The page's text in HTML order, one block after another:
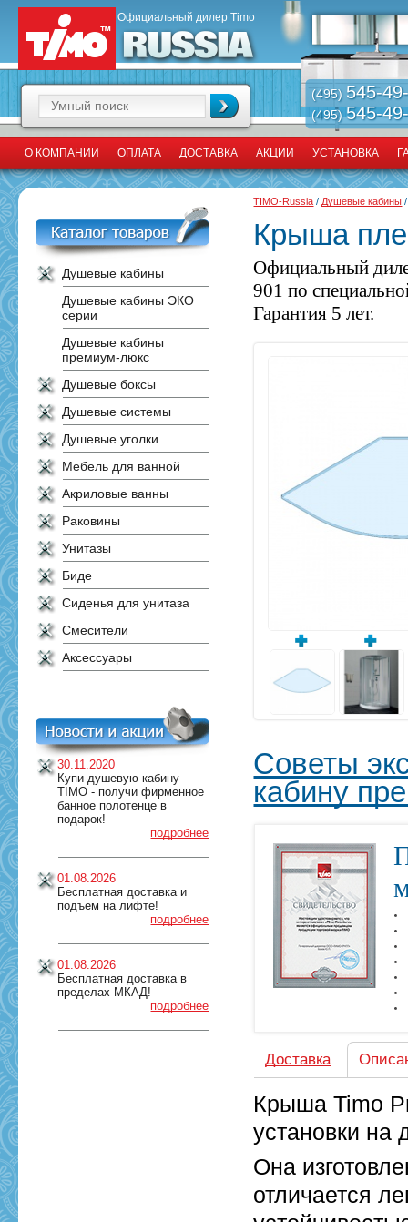
Официальный дилер Timo
(495) 545-
(495)545-
О КОМПАНИИ ОПЛАТА ДОСТАВКА АКЦИИ УСТАНОВКА
Душевые кабины
Душевые кабины ЭКО
серии
Душевые кабины
премиум-люкс
Душевые боксы
Душевые системы
Душевые уголки
Мебель для ванной
Акриловые ванны
Раковины
Унитазы
Биде
Сиденья для унитаза
Смесители
Аксессуары
30.11.2020
Купи душевую кабину
TIMO - получи фирменное
банное полотенце в
подарок!
подробнее
01.08.2026
Бесплатная доставка и
подъем на лифте!
подробнее
01.08.2026
Бесплатная доставка в
пределах МКАД!
подробнее
TIMO-Russia / Душевые кабины
Крыша
Официальный
901 по
Гарантия 5 лет.
Советы
кабину
Доставка
Крыша Timo
установки на
Она
отличается